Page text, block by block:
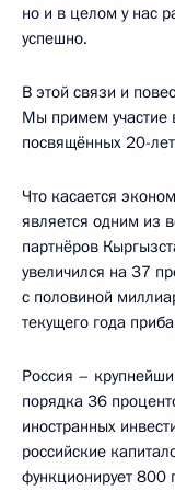
но и в целом у нас
успешно.
В этой связи и
Мы примем участие
посвящённых 20-
Что касается
является одним из
партнёров
увеличился на 37
с половиной
текущего года
Россия –
порядка 36
иностранных
российские
функционирует 800